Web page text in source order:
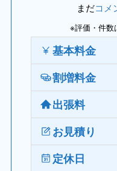
まだコメ
※評価・件数
基本料金
割増料金
出張料
お見積り
定休日